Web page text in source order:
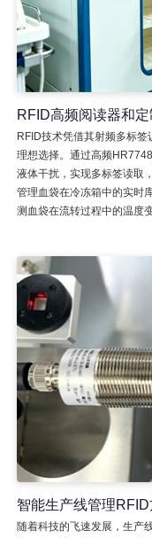
RFID高频阅读器和
RFID技术凭借其射频多标
理想选择。通过高频
液体干扰，实现多标签读取
管理血袋在冷冻箱中的实时
测血袋在流转过程中的温度变
智能生产线管理RFID
随着科技的飞速发展，生产